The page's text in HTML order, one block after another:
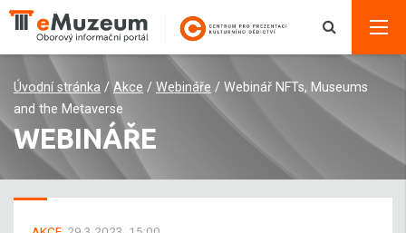
Úvodní stránka / Akce / Webináře / Webinář NFTs, Museums
and the Metaverse
WEBINÁŘE